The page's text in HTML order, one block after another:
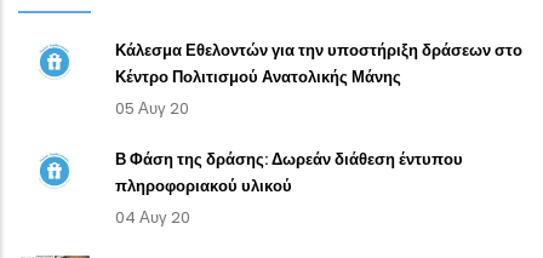
Κάλεσμα Εθελοντών για την υποστήριξη δράσεων στο
Κέντρο Πολιτισμού Ανατολικής Μάνης
05 Αυγ 20
Β Φάση της δράσης: Δωρεάν διάθεση έντυπου
πληροφοριακού υλικού
04 Αυγ 20